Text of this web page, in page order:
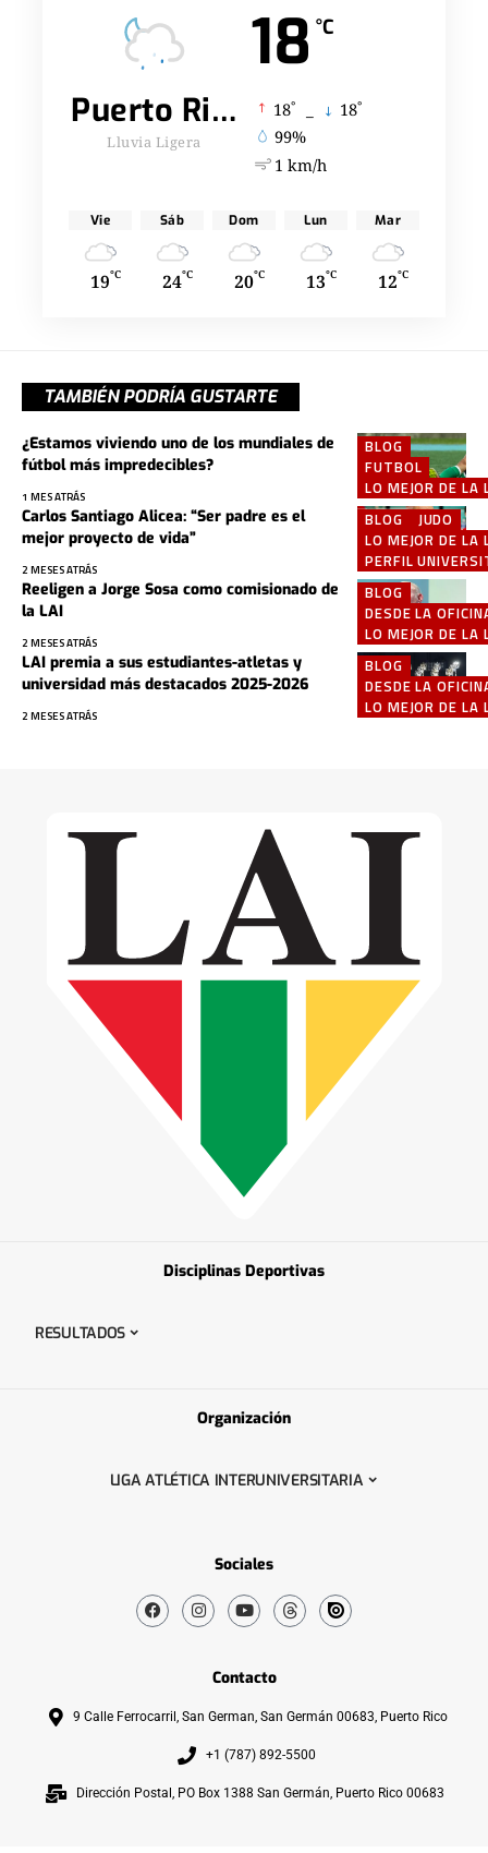
18 °C
Puerto Rico
Lluvia Ligera
18° 18°
99%
1 km/h
Vie
19°C
Sáb
24°C
Dom
20°C
Lun
13°C
Mar
12°C
TAMBIÉN PODRÍA GUSTARTE
BLOG
FUTBOL
LO MEJOR DE LA
¿Estamos viviendo uno de los mundiales de
fútbol más impredecibles?
1 MES ATRÁS
BLOG
JUDO
LO MEJOR DE LA
PERFIL
Carlos Santiago Alicea: “Ser padre es el
mejor proyecto de vida”
2 MESES ATRÁS
BLOG
DESDE LA
LO MEJOR DE LA
Reeligen a Jorge Sosa como comisionado de
la LAI
2 MESES ATRÁS
BLOG
DESDE LA
LO MEJOR DE LA
LAI premia a sus estudiantes-atletas y
universidad más destacados 2025-2026
2 MESES ATRÁS
Disciplinas Deportivas
RESULTADOS
Organización
LIGA ATLÉTICA INTERUNIVERSITARIA
Sociales
Contacto
9 Calle Ferrocarril, San German, San Germán 00683, Puerto Rico
+1 (787) 892-5500
Dirección Postal, PO Box 1388 San Germán, Puerto Rico 00683